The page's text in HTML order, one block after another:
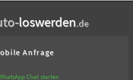
loswerden.de
Anfrage
Chat starten